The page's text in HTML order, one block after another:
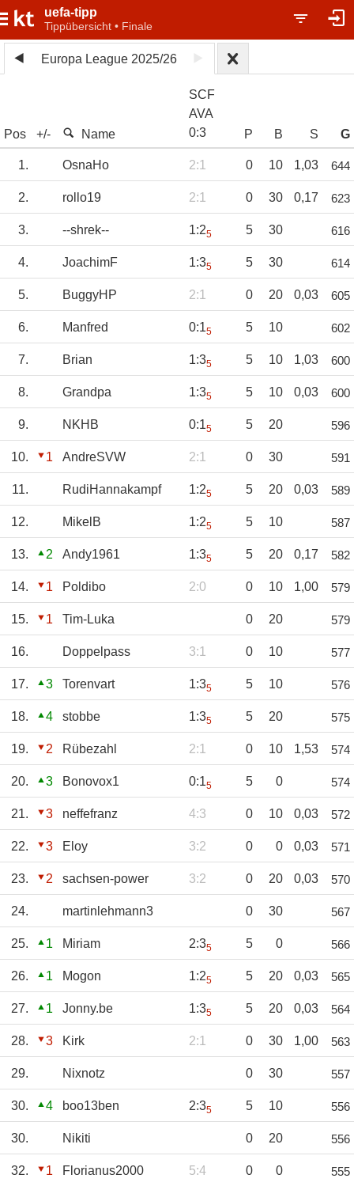
uefa-tipp
Tippübersicht • Finale
Europa League 2025/26
Pos +/- Name
SCF
AVA
0:3 P B S G
1. OsnaHo 2:1 0 10 1,03 644
2. rollo19 2:1 0 30 0,17 623
3. --shrek-- 1:25 5 30 616
4. JoachimF 1:35 5 30 614
5. BuggyHP 2:1 0 20 0,03 605
6. Manfred 0:15 5 10 602
7. Brian 1:35 5 10 1,03 600
8. Grandpa 1:35 5 10 0,03 600
9. NKHB 0:15 5 20 596
10. 1 AndreSVW 2:1 0 30 591
11. RudiHannakampf 1:25 5 20 0,03 589
12. MikelB 1:25 5 10 587
13. 2 Andy1961 1:35 5 20 0,17 582
14. 1 Poldibo 2:0 0 10 1,00 579
15. 1 Tim-Luka 0 20 579
16. Doppelpass 3:1 0 10 577
17. 3 Torenvart 1:35 5 10 576
18. 4 stobbe 1:35 5 20 575
19. 2 Rübezahl 2:1 0 10 1,53 574
20. 3 Bonovox1 0:15 5 0 574
21. 3 neffefranz 4:3 0 10 0,03 572
22. 3 Eloy 3:2 0 0 0,03 571
23. 2 sachsen-power 3:2 0 20 0,03 570
24. martinlehmann3 0 30 567
25. 1 Miriam 2:35 5 0 566
26. 1 Mogon 1:25 5 20 0,03 565
27. 1 Jonny.be 1:35 5 20 0,03 564
28. 3 Kirk 2:1 0 30 1,00 563
29. Nixnotz 0 30 557
30. 4 boo13ben 2:35 5 10 556
30. Nikiti 0 20 556
32. 1 Florianus2000 5:4 0 0 555